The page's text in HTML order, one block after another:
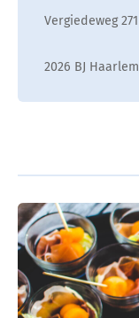
Vergiedeweg 271
2026 BJ Haarlem